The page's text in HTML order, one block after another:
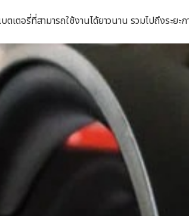
ตอรี่ที่สามารถใช้งานได้ยาวนาน รวมไปถึงระยะ